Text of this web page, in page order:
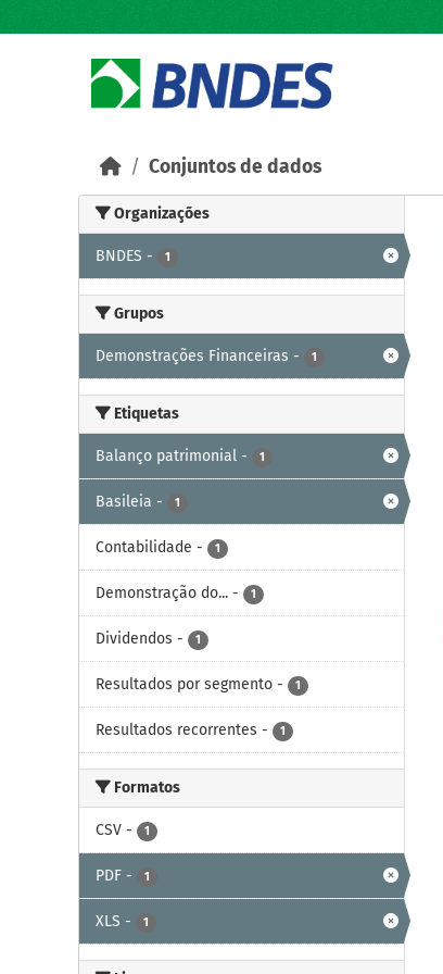
Conjuntos de dados
Organizações
BNDES - 1
Grupos
Demonstrações Financeiras - 1
Etiquetas
Balanço patrimonial - 1
Basileia - 1
Contabilidade - 1
Demonstração do... - 1
Dividendos - 1
Resultados por segmento - 1
Resultados recorrentes - 1
Formatos
CSV - 1
PDF - 1
XLS - 1